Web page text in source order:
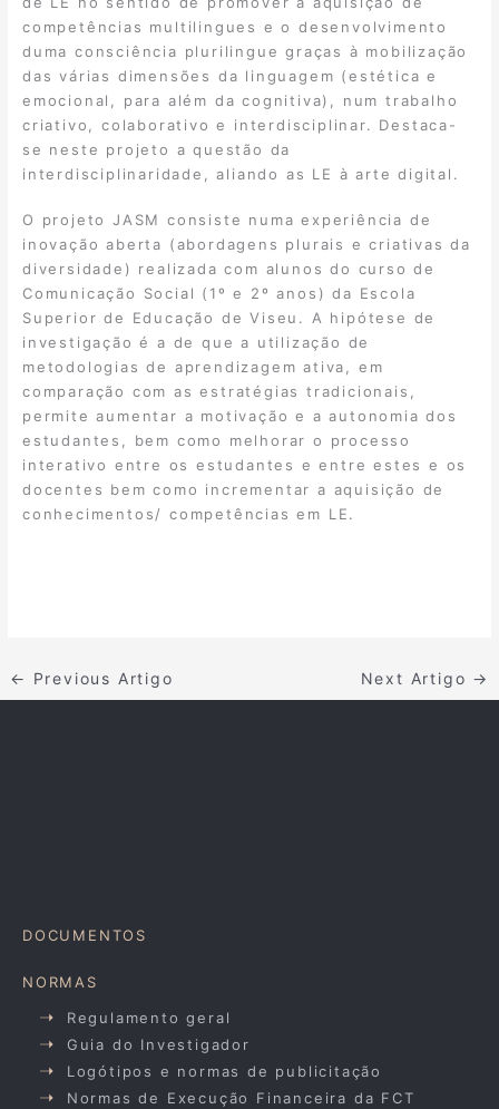
competências multilingues e o desenvolvimento
duma consciência plurilingue graças à mobilização
das várias dimensões da linguagem (estética e
emocional, para além da cognitiva), num trabalho
criativo, colaborativo e interdisciplinar. Destaca-
se neste projeto a questão da
interdisciplinaridade, aliando as LE à arte digital.
O projeto JASM consiste numa experiência de
inovação aberta (abordagens plurais e criativas da
diversidade) realizada com alunos do curso de
Comunicação Social (1º e 2º anos) da Escola
Superior de Educação de Viseu. A hipótese de
investigação é a de que a utilização de
metodologias de aprendizagem ativa, em
comparação com as estratégias tradicionais,
permite aumentar a motivação e a autonomia dos
estudantes, bem como melhorar o processo
interativo entre os estudantes e entre estes e os
docentes bem como incrementar a aquisição de
conhecimentos/ competências em LE.
← Previous Artigo Next Artigo →
DOCUMENTOS
NORMAS
Regulamento geral
Guia do Investigador
Logótipos e normas de publicitação
Normas de Execução Financeira da FCT